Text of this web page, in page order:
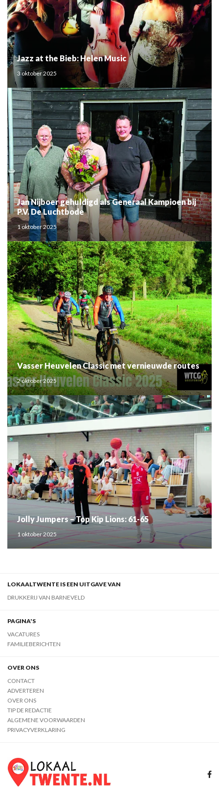
Jazz at the Bieb: Helen Music
3 oktober 2025
Jan Nijboer gehuldigd als Generaal Kampioen bij
P.V. De Luchtbode
1 oktober 2025
Vasser Heuvelen Classic met vernieuwde routes
2 oktober 2025
Jolly Jumpers – Top Kip Lions: 61-65
1 oktober 2025
LOKAALTWENTE IS EEN UITGAVE VAN
DRUKKERIJ VAN BARNEVELD
PAGINA'S
VACATURES
FAMILIEBERICHTEN
OVER ONS
CONTACT
ADVERTEREN
OVER ONS
TIP DE REDACTIE
ALGEMENE VOORWAARDEN
PRIVACYVERKLARING